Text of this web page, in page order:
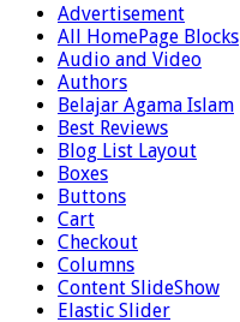
Advertisement
All HomePage Blocks
Audio and Video
Authors
Belajar Agama Islam
Best Reviews
Blog List Layout
Boxes
Buttons
Cart
Checkout
Columns
Content SlideShow
Elastic Slider